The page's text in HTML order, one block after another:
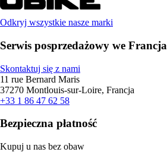
Odkryj wszystkie nasze marki
Serwis posprzedażowy we Francja
Skontaktuj się z nami
11 rue Bernard Maris
37270 Montlouis-sur-Loire, Francja
+33 1 86 47 62 58
Bezpieczna płatność
Kupuj u nas bez obaw